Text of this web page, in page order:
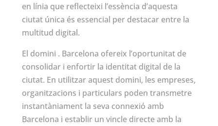
en línia que reflecteixi l’essència d’aquesta
ciutat única és essencial per destacar entre la
multitud digital.
El domini . Barcelona ofereix l’oportunitat de
consolidar i enfortir la identitat digital de la
ciutat. En utilitzar aquest domini, les empreses,
organitzacions i particulars poden transmetre
instantàniament la seva connexió amb
Barcelona i establir un vincle directe amb la